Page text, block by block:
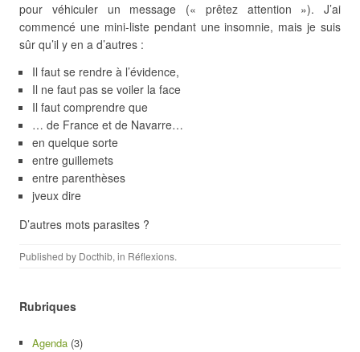
pour véhiculer un message (« prêtez attention »). J’ai
commencé une mini-liste pendant une insomnie, mais je suis
sûr qu’il y en a d’autres :
Il faut se rendre à l’évidence,
Il ne faut pas se voiler la face
Il faut comprendre que
… de France et de Navarre…
en quelque sorte
entre guillemets
entre parenthèses
jveux dire
D’autres mots parasites ?
Published by Docthib, in Réflexions.
Rubriques
Agenda (3)